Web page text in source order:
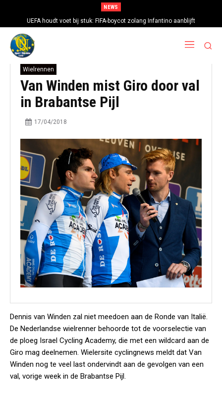
NEWS
UEFA houdt voet bij stuk: FIFA-boycot zolang Infantino aanblijft
Wielrennen
Van Winden mist Giro door val
in Brabantse Pijl
17/04/2018
Dennis van Winden zal niet meedoen aan de Ronde van Italië.
De Nederlandse wielrenner behoorde tot de voorselectie van
de ploeg Israel Cycling Academy, die met een wildcard aan de
Giro mag deelnemen. Wielersite cyclingnews meldt dat Van
Winden nog te veel last ondervindt aan de gevolgen van een
val, vorige week in de Brabantse Pijl.